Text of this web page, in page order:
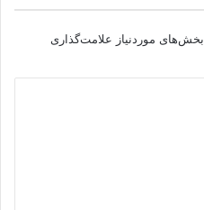
بخش‌های موردنیاز علامت‌گذاری